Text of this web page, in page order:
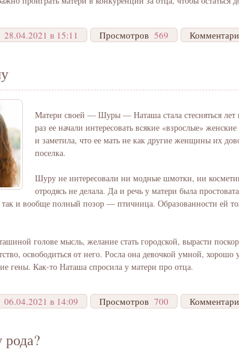
28.04.2021 в 15:11 Просмотров 569
Матери своей — Шуры — Наташа стала стесняться лет
раз ее начали интересовать всякие «взрослые»
и заметила, что ее мать не как другие женщины их
поселка.
Шуру не интересовали ни модные шмотки, ни
отродясь не делала. Да и речь у матери была
и вообще полный позор — птичница. Образованности ей
голове мысль, желание стать городской, вырасти
освободиться от него. Росла она девочкой умной, хорошо
гены. Как-то Наташа спросила у матери про отца.
06.04.2021 в 14:09 Просмотров 700